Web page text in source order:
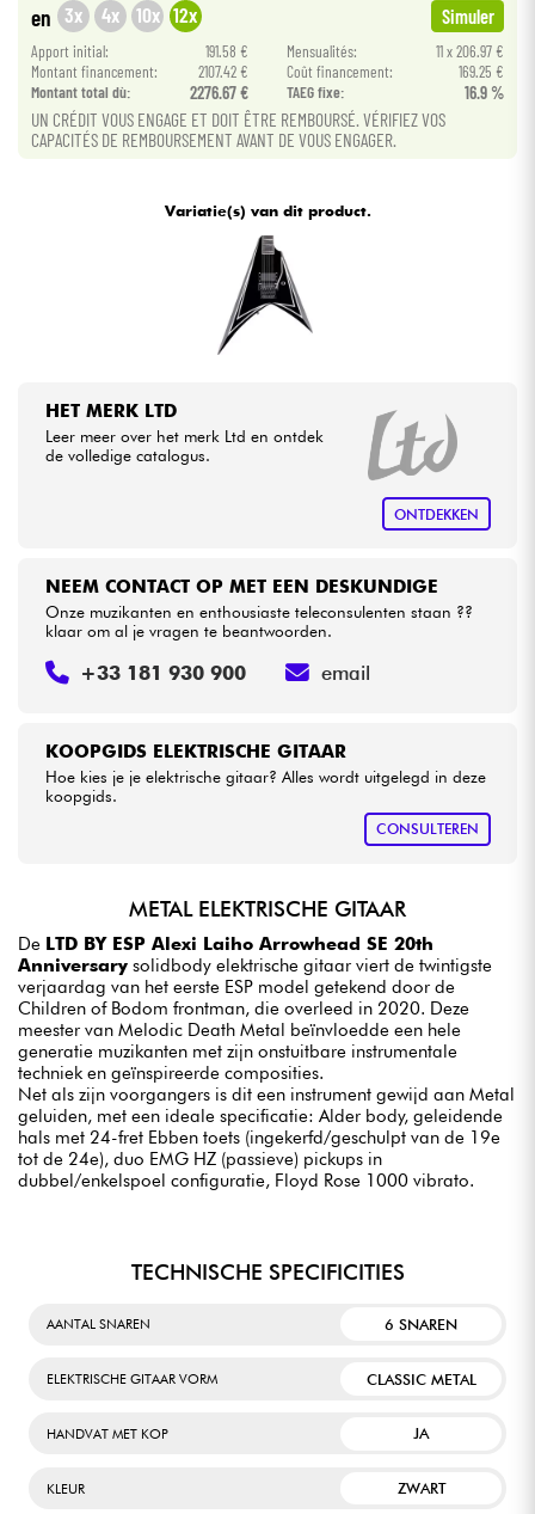
HiFi
Sets
Bekijk onze merken
en 3x 4x 10x 12x Simuler
Apport initial: 191.58 € Mensualités:
11 x 206.97 €
Montant financement:
2107.42 € Coût financement:
169.25 €
Montant total dù:
2276.67 € TAEG fixe: 16.9 %
UN CRÉDIT VOUS ENGAGE ET DOIT ÊTRE REMBOURSÉ. VÉRIFIEZ VOS
CAPACITÉS DE REMBOURSEMENT AVANT DE VOUS ENGAGER.
Variatie(s) van dit product.
HET MERK LTD
Leer meer over het merk Ltd en ontdek
de volledige catalogus.
ONTDEKKEN
KOOPGIDS ELEKTRISCHE GITAAR
Hoe kies je je elektrische gitaar? Alles wordt uitgelegd in deze
koopgids.
CONSULTEREN
NEEM CONTACT OP MET EEN DESKUNDIGE
Onze muzikanten en enthousiaste teleconsulenten staan ??
klaar om al je vragen te beantwoorden.
+33 181 930 900 email
METAL ELEKTRISCHE GITAAR
De LTD BY ESP Alexi Laiho Arrowhead SE 20th
Anniversary solidbody elektrische gitaar viert de twintigste
verjaardag van het eerste ESP model getekend door de
Children of Bodom frontman, die overleed in 2020. Deze
meester van Melodic Death Metal beïnvloedde een hele
generatie muzikanten met zijn onstuitbare instrumentale
techniek en geïnspireerde composities.
Net als zijn voorgangers is dit een instrument gewijd aan Metal
geluiden, met een ideale specificatie: Alder body, geleidende
hals met 24-fret Ebben toets (ingekerfd/geschulpt van de 19e
tot de 24e), duo EMG HZ (passieve) pickups in
dubbel/enkelspoel configuratie, Floyd Rose 1000 vibrato.
TECHNISCHE SPECIFICITIES
AANTAL SNAREN 6 SNAREN
ELEKTRISCHE GITAAR VORM CLASSIC METAL
HANDVAT MET KOP JA
KLEUR ZWART